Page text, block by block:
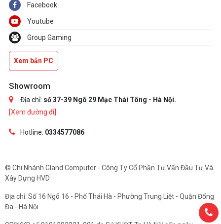
Facebook
Youtube
Group Gaming
Xem bản PC
Showroom
Địa chỉ: số 37-39 Ngõ 29 Mạc Thái Tông - Hà Nội.
[Xem đường đi]
Hotline: 0334577086
© Chi Nhánh Gland Computer - Công Ty Cổ Phần Tư Vấn Đầu Tư Và
Xây Dựng HVD
Địa chỉ: Số 16 Ngõ 16 - Phố Thái Hà - Phường Trung Liệt - Quận Đống
Đa - Hà Nội